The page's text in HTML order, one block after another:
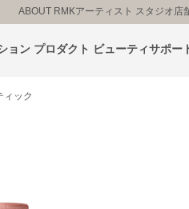
ABOUT RMKアーティスト スタジオ店
ョン プロダクト ビューティサポー
ィック